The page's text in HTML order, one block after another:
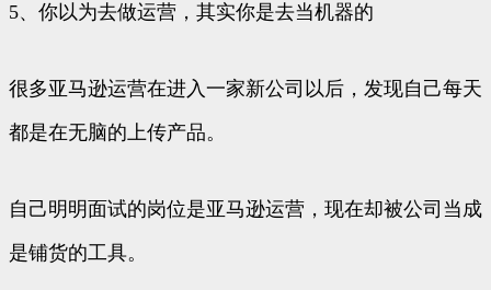
5、你以为去做运营，其实你是去当机器的
很多亚马逊运营在进入一家新公司以后，发现自己每天
都是在无脑的上传产品。
自己明明面试的岗位是亚马逊运营，现在却被公司当成
是铺货的工具。